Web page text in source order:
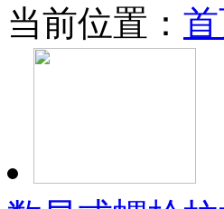
当前位置：